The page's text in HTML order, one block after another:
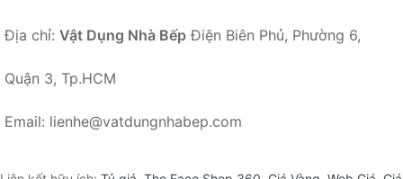
Địa chỉ: Vật Dụng Nhà Bếp Điện Biên Phủ, Phường 6,
Quận 3, Tp.HCM
Email: lienhe@vatdungnhabep.com